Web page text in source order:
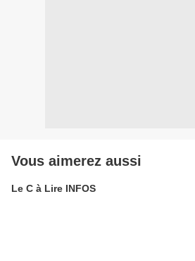
Vous aimerez aussi
Le C à Lire INFOS